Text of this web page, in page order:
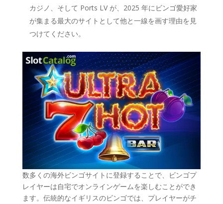
カジノ、そして Ports LV が、2025 年にビンゴ愛好家
が集まる最大のサイトとして他と一線を画す理由を見
つけてください。
数多くの海外ビンゴサイトに登録することで、ビンゴプ
レイヤーは自宅でオンラインゲームを楽しむことができ
ます。伝統的なイギリスのビンゴでは、プレイヤーがチ